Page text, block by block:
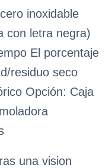
inoxidable
con letra negra)
El porcentaje
residuo seco
Opción: Caja
una vision